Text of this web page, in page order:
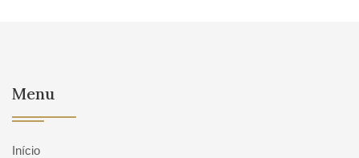
Menu
Início